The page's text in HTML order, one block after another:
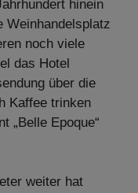
hinein
Weinhandelsplatz
noch viele
das Hotel
über die
Kaffee trinken
„Belle Epoque“
weiter hat